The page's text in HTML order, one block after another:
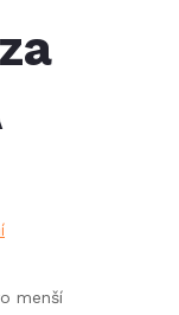
menší